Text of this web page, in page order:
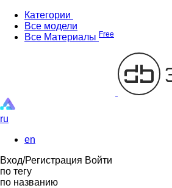
Категории
Все модели
Все Материалы Free
ru
en
Вход/Регистрация Войти
по тегу
по названию